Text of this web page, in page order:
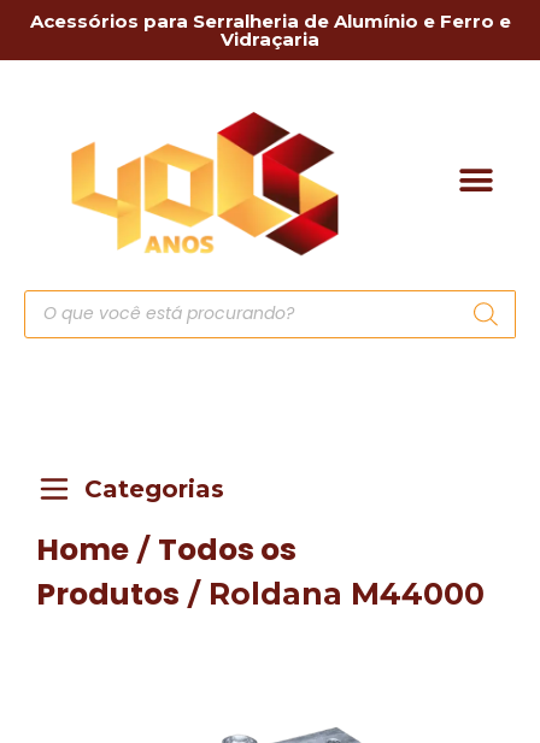
Acessórios para Serralheria de Alumínio e Ferro e
Vidraçaria
Categorias
Home / Todos os
Produtos / Roldana M44000